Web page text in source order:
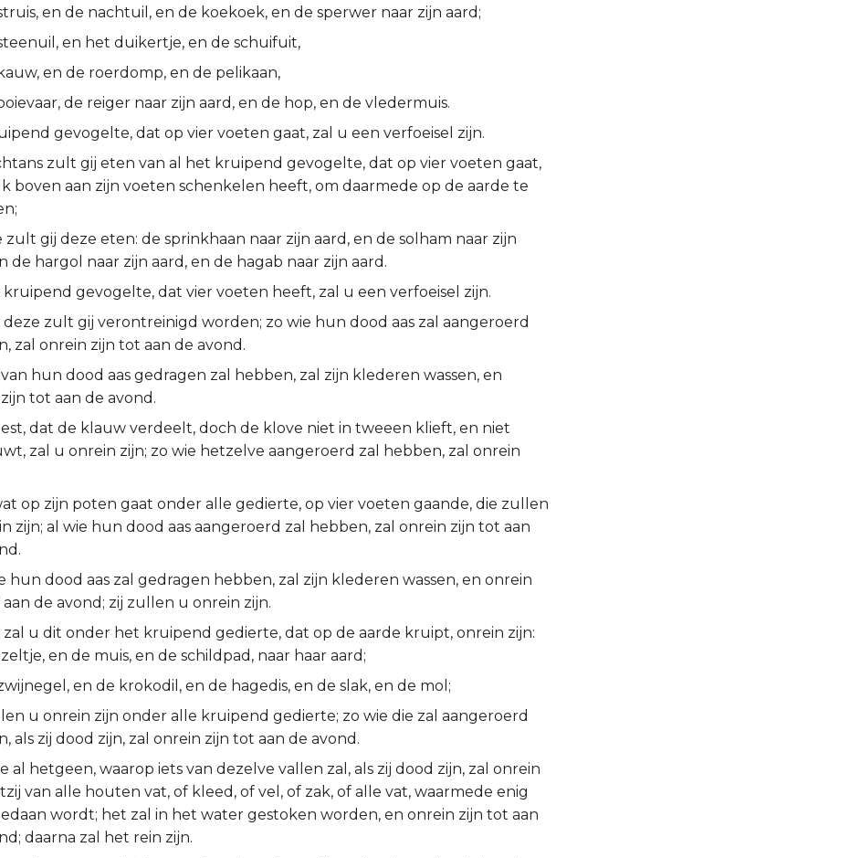
en de nachtuil, en de koekoek, en de sperwer naar zijn aard;
en het duikertje, en de schuifuit,
en de roerdomp, en de pelikaan,
de reiger naar zijn aard, en de hop, en de vledermuis.
gevogelte, dat op vier voeten gaat, zal u een verfoeisel zijn.
zult gij eten van al het kruipend gevogelte, dat op vier voeten gaat,
boven aan zijn voeten schenkelen heeft, om daarmede op de aarde te
zult gij deze eten: de sprinkhaan naar zijn aard, en de solham naar zijn
de hargol naar zijn aard, en de hagab naar zijn aard.
kruipend gevogelte, dat vier voeten heeft, zal u een verfoeisel zijn.
deze zult gij verontreinigd worden; zo wie hun dood aas zal aangeroerd
zal onrein zijn tot aan de avond.
hun dood aas gedragen zal hebben, zal zijn klederen wassen, en
tot aan de avond.
dat de klauw verdeelt, doch de klove niet in tweeen klieft, en niet
zal u onrein zijn; zo wie hetzelve aangeroerd zal hebben, zal onrein
op zijn poten gaat onder alle gedierte, op vier voeten gaande, die zullen
zijn; al wie hun dood aas aangeroerd zal hebben, zal onrein zijn tot aan
hun dood aas zal gedragen hebben, zal zijn klederen wassen, en onrein
de avond; zij zullen u onrein zijn.
zal u dit onder het kruipend gedierte, dat op de aarde kruipt, onrein zijn:
en de muis, en de schildpad, naar haar aard;
en de krokodil, en de hagedis, en de slak, en de mol;
u onrein zijn onder alle kruipend gedierte; zo wie die zal aangeroerd
als zij dood zijn, zal onrein zijn tot aan de avond.
al hetgeen, waarop iets van dezelve vallen zal, als zij dood zijn, zal onrein
van alle houten vat, of kleed, of vel, of zak, of alle vat, waarmede enig
wordt; het zal in het water gestoken worden, en onrein zijn tot aan
daarna zal het rein zijn.